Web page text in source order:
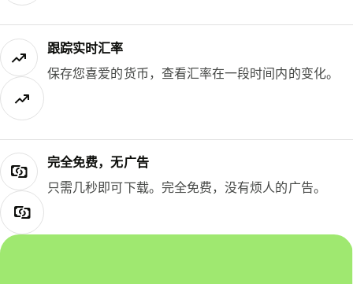
跟踪实时汇率
保存您喜爱的货币，查看汇率在一段时间内的变化。
完全免费，无广告
只需几秒即可下载。完全免费，没有烦人的广告。